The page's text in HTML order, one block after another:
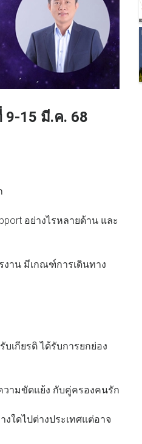
9-15 มี.ค. 68
อย่างไรหลายด้าน และ
าน มีเกณฑ์การเดินทาง
เกียรติ ได้รับการยกย่อง
ามขัดแย้ง กับคู่ครองคนรัก
ใดไปต่างประเทศแต่อาจ